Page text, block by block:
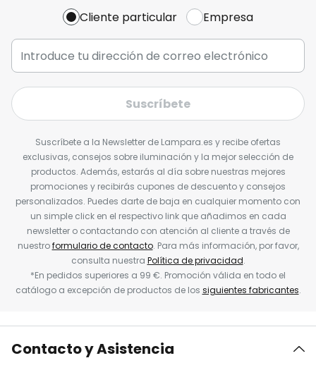
Cliente particular Empresa
Suscríbete
Suscríbete a la Newsletter de Lampara.es y recibe ofertas
exclusivas, consejos sobre iluminación y la mejor selección de
productos. Además, estarás al día sobre nuestras mejores
promociones y recibirás cupones de descuento y consejos
personalizados. Puedes darte de baja en cualquier momento con
un simple click en el respectivo link que añadimos en cada
newsletter o contactando con atención al cliente a través de
nuestroformulario de contacto. Para más información, por favor,
consulta nuestra Política de privacidad.
*En pedidos superiores a 99 €. Promoción válida en todo el
catálogo a excepción de productos de los siguientes fabricantes.
Contacto y Asistencia